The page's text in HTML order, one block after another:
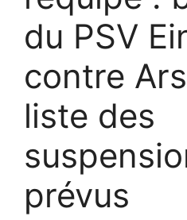
du PSV
contre
liste des
prévus